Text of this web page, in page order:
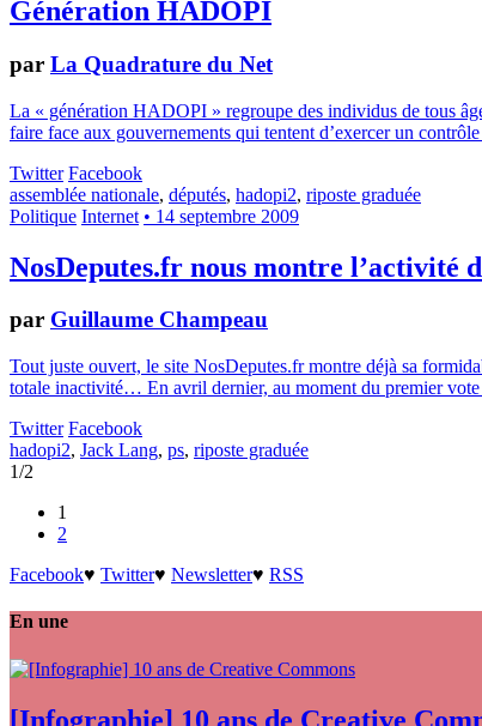
Génération HADOPI
par La Quadrature du Net
La « génération HADOPI » regroupe des individus de tous
faire face aux gouvernements qui tentent d’exercer un
Twitter Facebook
assemblée nationale, députés, hadopi2, riposte graduée
Politique Internet • 14 septembre 2009
NosDeputes.fr nous montre l’activité
par Guillaume Champeau
Tout juste ouvert, le site NosDeputes.fr montre déjà sa
totale inactivité… En avril dernier, au moment du premier
Twitter Facebook
hadopi2, Jack Lang, ps, riposte graduée
1/2
1
2
Facebook♥ Twitter♥ Newsletter♥ RSS
En une
[Infographie] 10 ans de Creative